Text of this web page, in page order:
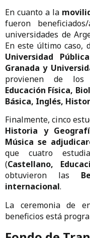
En cuanto a la
fueron
universidades de
En este último caso,
Universidad
Granada y
provienen de los
Educación Física,
Básica, Inglés,
Finalmente, cinco
Historia y
Música se
que cuatro
(Castellano,
obtuvieron las
internacional.
La ceremonia de
beneficios está